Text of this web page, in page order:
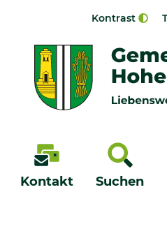
Kontrast
Kontakt Suchen